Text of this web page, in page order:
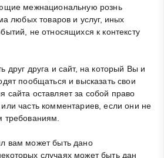
межнациональную рознь
любых товаров и услуг, иных
не относящихся к контексту
друг друга и сайт, на который Вы и
пообщаться и высказать свои
сайта оставляет за собой право
часть комментариев, если они не
требованиям.
вам может быть дано
случаях может быть дан